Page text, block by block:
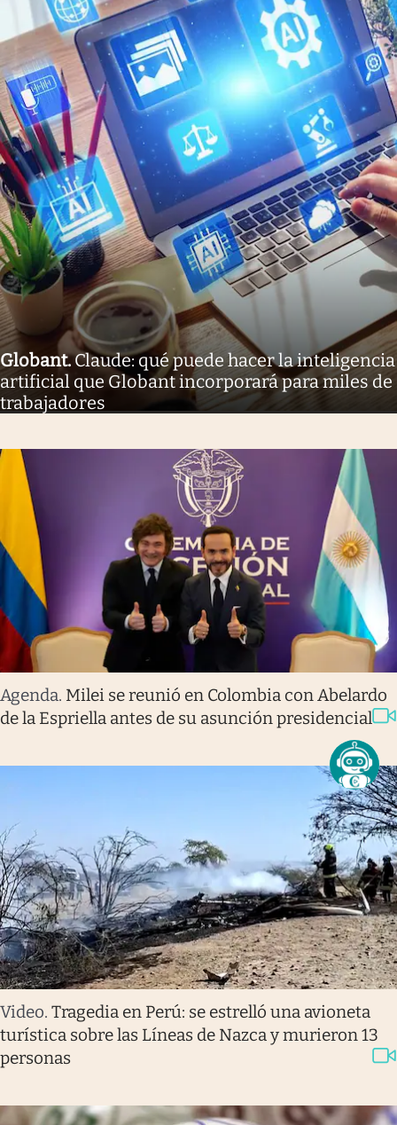
Globant.Claude: qué puede hacer la inteligencia
artificial que Globant incorporará para miles de
trabajadores
Agenda. Milei se reunió en Colombia con Abelardo
de la Espriella antes de su asunción presidencial
Video. Tragedia en Perú: se estrelló una avioneta
turística sobre las Líneas de Nazca y murieron 13
personas